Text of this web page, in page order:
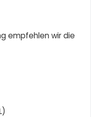
empfehlen wir die